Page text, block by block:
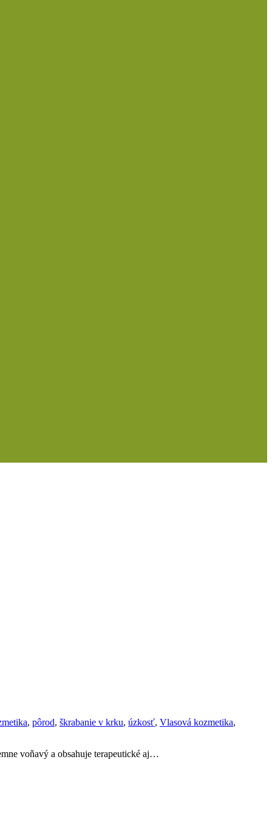
, pôrod, škrabanie v krku, úzkosť, Vlasová kozmetika,
voňavý a obsahuje terapeutické aj…